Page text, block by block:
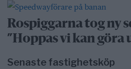
Rospiggarna tog ny
”Hoppas vi kan göra
Senaste fastighetsköp